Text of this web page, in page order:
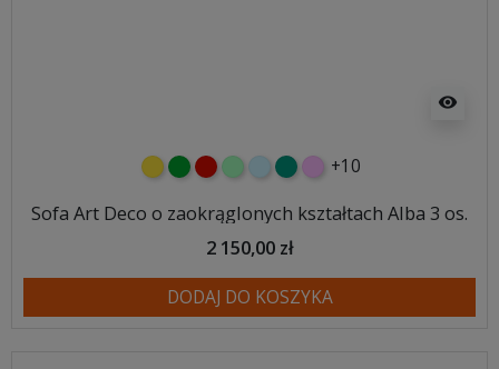
visibility
żółtyzielonyczerwony
miętowybłękitnyturkusowy
różowy
+10
Sofa Art Deco o zaokrąglonych kształtach Alba 3 os.
2 150,00 zł
DODAJ DO KOSZYKA